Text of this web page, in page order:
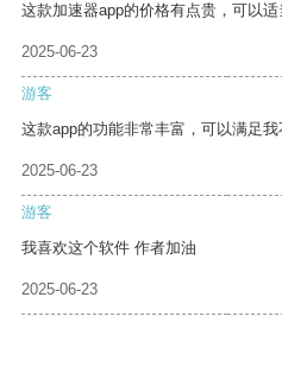
这款加速器app的价格有点贵，可以适
2025-06-23
游客
这款app的功能非常丰富，可以满足我
2025-06-23
游客
我喜欢这个软件 作者加油
2025-06-23